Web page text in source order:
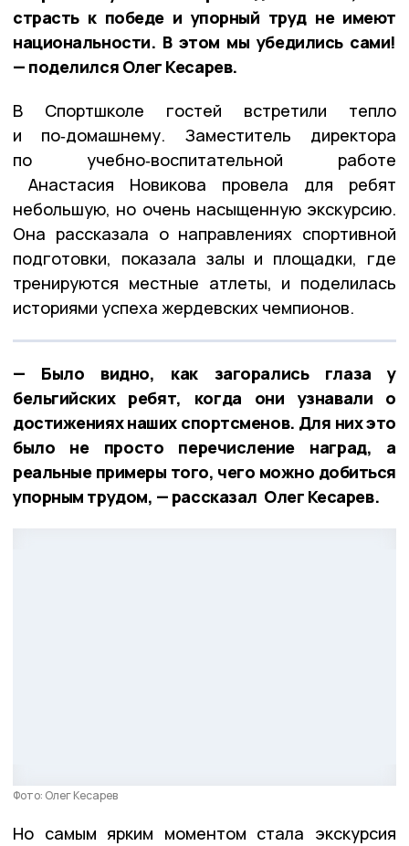
страсть к победе и упорный труд не имеют
национальности. В этом мы убедились сами!
— поделился Олег Кесарев.
В Спортшколе гостей встретили тепло
и по‑домашнему. Заместитель директора
по учебно‑воспитательной работе
Анастасия Новикова провела для ребят
небольшую, но очень насыщенную экскурсию.
Она рассказала о направлениях спортивной
подготовки, показала залы и площадки, где
тренируются местные атлеты, и поделилась
историями успеха жердевских чемпионов.
— Было видно, как загорались глаза у
бельгийских ребят, когда они узнавали о
достижениях наших спортсменов. Для них это
было не просто перечисление наград, а
реальные примеры того, чего можно добиться
упорным трудом, — рассказал Олег Кесарев.
Фото: Олег Кесарев
Но самым ярким моментом стала экскурсия